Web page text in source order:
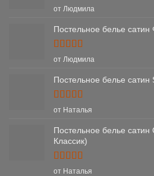
Оценка5
от Людмила
Постельное белье
Оценка5
от Людмила
Постельное белье сатин
Оценка5
от Наталья
Постельное белье
Классик)
Оценка5
от Наталья